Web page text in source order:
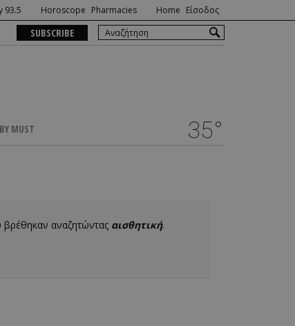
93.5 Horoscope Pharmacies Home Είσοδος
SUBSCRIBE
MUST 35°
αναζητώντας αισθητική.